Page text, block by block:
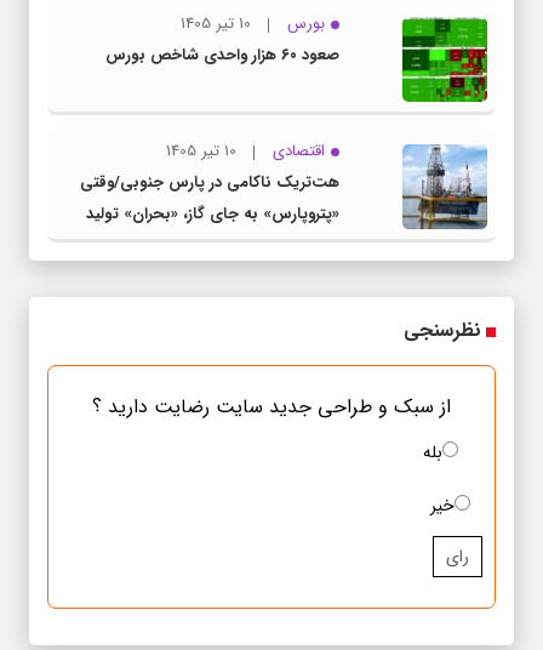
بورس
10 تیر 1405
صعود ۶۰ هزار واحدی شاخص بورس
اقتصادی
10 تیر 1405
هت‌تریک ناکامی در پارس جنوبی/وقتی
«پتروپارس» به جای گاز، «بحران» تولید
می‌کند
نظرسنجی
از سبک و طراحی جدید سایت رضایت دارید ؟
بله
خیر
رای